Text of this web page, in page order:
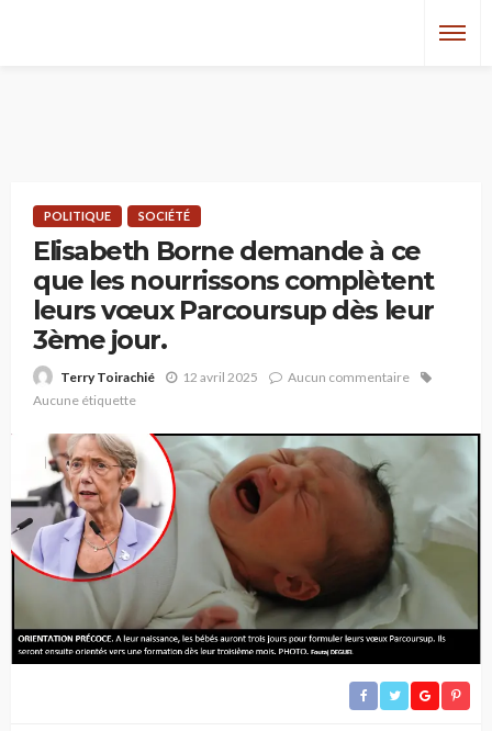
POLITIQUE SOCIÉTÉ
Elisabeth Borne demande à ce
que les nourrissons complètent
leurs vœux Parcoursup dès leur
3ème jour.
Terry Toirachié 12 avril 2025
Aucun commentaire
Aucune étiquette